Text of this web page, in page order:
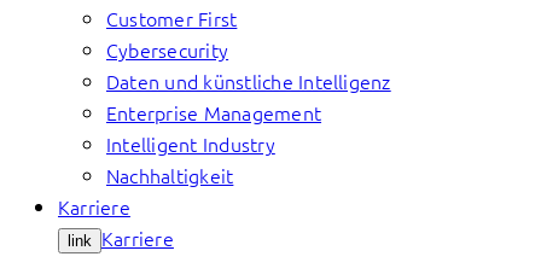
Customer First
Cybersecurity
Daten und künstliche Intelligenz
Enterprise Management
Intelligent Industry
Nachhaltigkeit
Karriere
link Karriere